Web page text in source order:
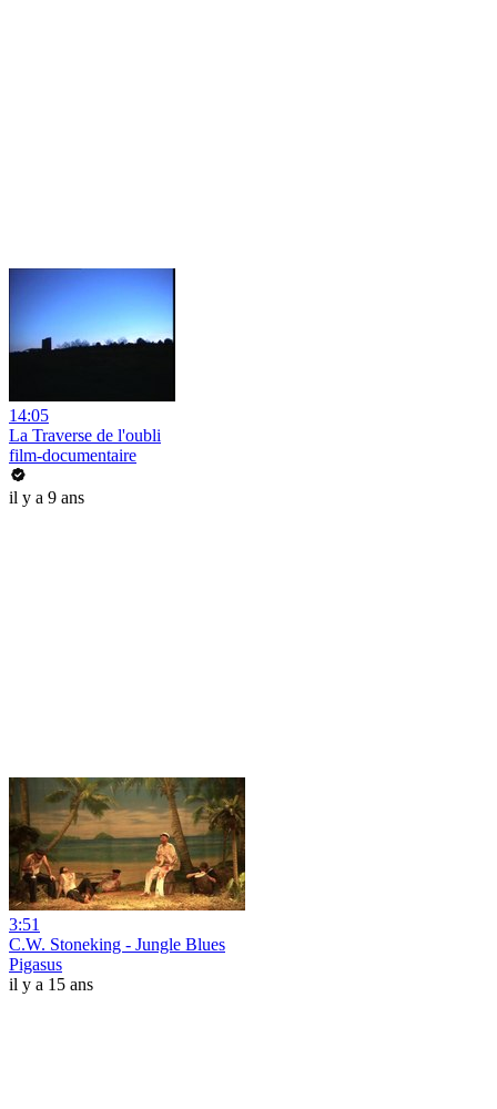
14:05
La Traverse de l'oubli
film-documentaire
il y a 9 ans
3:51
C.W. Stoneking - Jungle Blues
Pigasus
il y a 15 ans